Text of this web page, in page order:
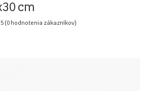
cm
(0 hodnotenia zákazníkov)